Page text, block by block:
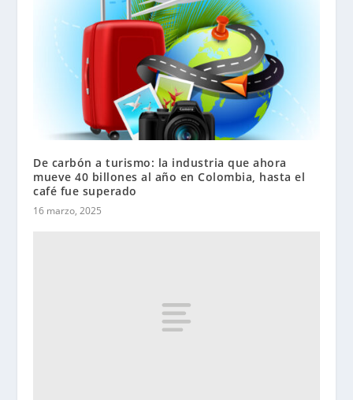
De carbón a turismo: la industria que ahora
mueve 40 billones al año en Colombia, hasta el
café fue superado
16 marzo, 2025